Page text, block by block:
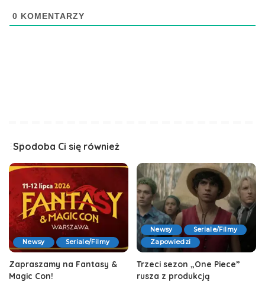
0 KOMENTARZY
Spodoba Ci się również
Newsy Seriale/Filmy
Zapraszamy na Fantasy &
Magic Con!
Newsy
Seriale/Filmy
Zapowiedzi
Trzeci sezon „One Piece”
rusza z produkcją